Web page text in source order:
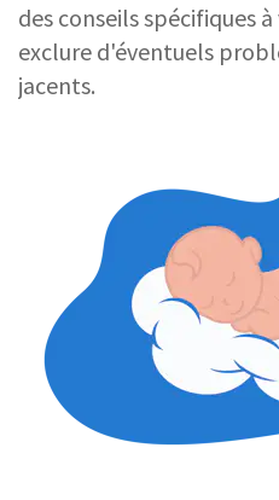
des conseils spécifiques
exclure d'éventuels
jacents.